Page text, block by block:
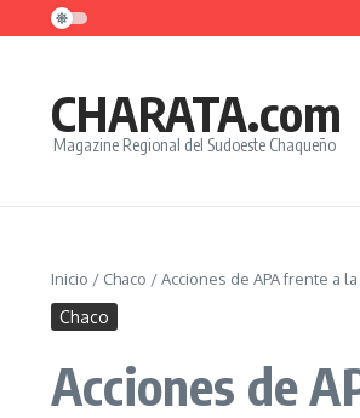
Saltar al contenido
CHARATA.com
Magazine Regional del Sudoeste Chaqueño
Inicio / Chaco /Acciones de APA frente a
Chaco
Acciones de